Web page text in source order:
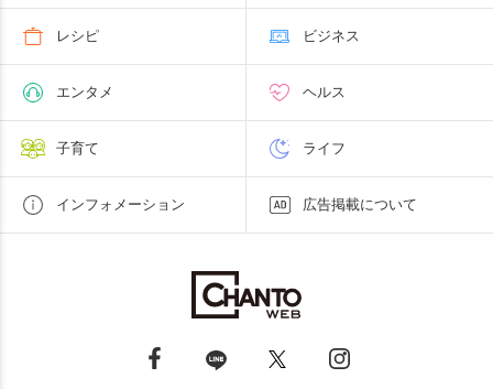
レシピ ビジネス
エンタメ ヘルス
子育て ライフ
インフォメーション 広告掲載について